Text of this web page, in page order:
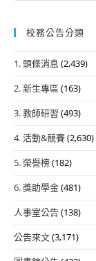
校務公告分類
1. 頭條消息 (2,439)
2. 新生專區 (163)
3. 教師研習 (493)
4. 活動&競賽(2,630)
5. 榮譽榜(182)
6. 獎助學金(481)
人事室公告(138)
公告來文(3,171)